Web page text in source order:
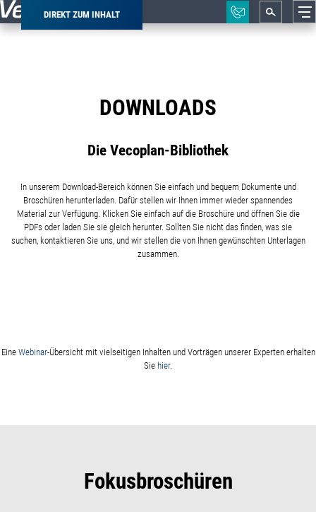
DIREKT ZUM INHALT
Pfadnavigation
DOWNLOADS
Die Vecoplan-Bibliothek
In unserem Download-Bereich können Sie einfach und bequem Dokumente und
Broschüren herunterladen. Dafür stellen wir Ihnen immer wieder spannendes
Material zur Verfügung. Klicken Sie einfach auf die Broschüre und öffnen Sie die
PDFs oder laden Sie sie gleich herunter. Sollten Sie nicht das finden, was sie
suchen, kontaktieren Sie uns, und wir stellen die von Ihnen gewünschten Unterlagen
zusammen.
Eine Webinar-Übersicht mit vielseitigen Inhalten und Vorträgen unserer Experten erhalten
Sie hier.
Fokusbroschüren